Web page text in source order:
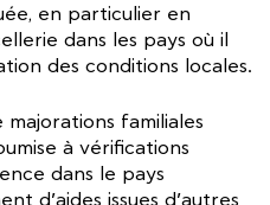
en particulier en
dans les pays où il
des conditions locales.
familiales
à vérifications
dans le pays
d’aides issues d’autres